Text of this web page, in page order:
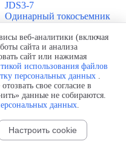
JDS3-7
Одинарный токосъемник
Одинарный токосъемник
JDS3-9
Одинарный токосъемник
JDS3-10
Одинарный токосъемник
JDS3-11
Одинарный токосъемник
U12
оболочка для
веб-аналитики (включая
сайта и анализа
сайт или нажимая
использования файлов
персональных данных .
свое согласие в
данные не собираются.
данных.
Настроить cookie